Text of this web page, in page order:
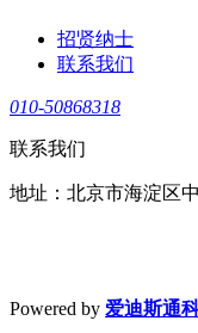
招贤纳士
联系我们
010-50868318
联系我们
地址：北京市海淀区
Powered by 爱迪斯通